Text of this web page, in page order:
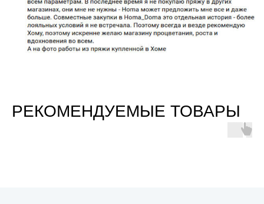
РЕКОМЕНДУЕМЫЕ ТОВАРЫ